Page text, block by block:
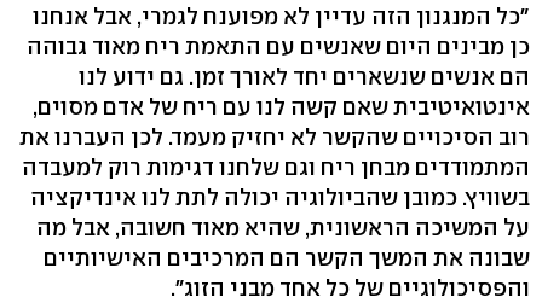
"כל המנגנון הזה עדיין לא מפוענח לגמרי, אבל אנחנו
כן מבינים היום שאנשים עם התאמת ריח מאוד גבוהה
הם אנשים שנשארים יחד לאורך זמן. גם ידוע לנו
אינטואיטיבית שאם קשה לנו עם ריח של אדם מסוים,
רוב הסיכויים שהקשר לא יחזיק מעמד. לכן העברנו את
המתמודדים מבחן ריח וגם שלחנו דגימות רוק למעבדה
בשוויץ. כמובן שהביולוגיה יכולה לתת לנו אינדיקציה
על המשיכה הראשונית, שהיא מאוד חשובה, אבל מה
שבונה את המשך הקשר הם המרכיבים האישיותיים
והפסיכולוגיים של כל אחד מבני הזוג".